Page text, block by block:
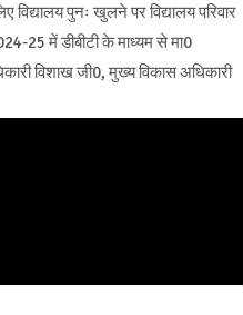
विद्यालय पुनः खुलने पर विद्यालय परिवार
25 में डीबीटी के माध्यम से मा0
विशाख जी0, मुख्य विकास अधिकारी